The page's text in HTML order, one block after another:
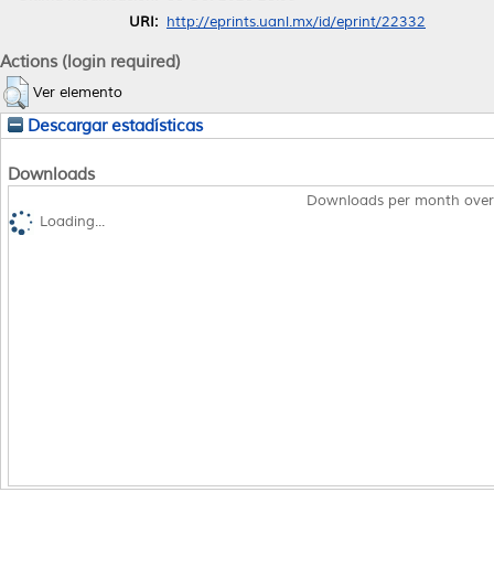
URI: http://eprints.uanl.mx/id/eprint/22332
Actions (login required)
Ver elemento
Descargar estadísticas
Downloads
Downloads per month
Loading...